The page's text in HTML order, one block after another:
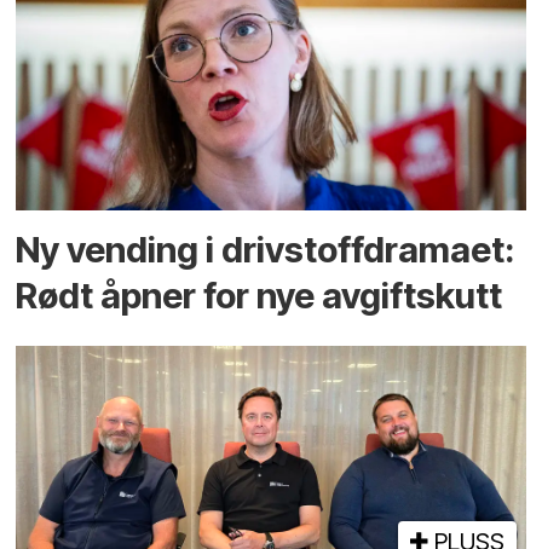
Ny vending i drivstoffdramaet:
Rødt åpner for nye avgiftskutt
PLUSS